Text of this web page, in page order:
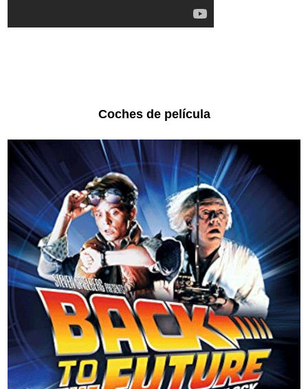
Coches de película